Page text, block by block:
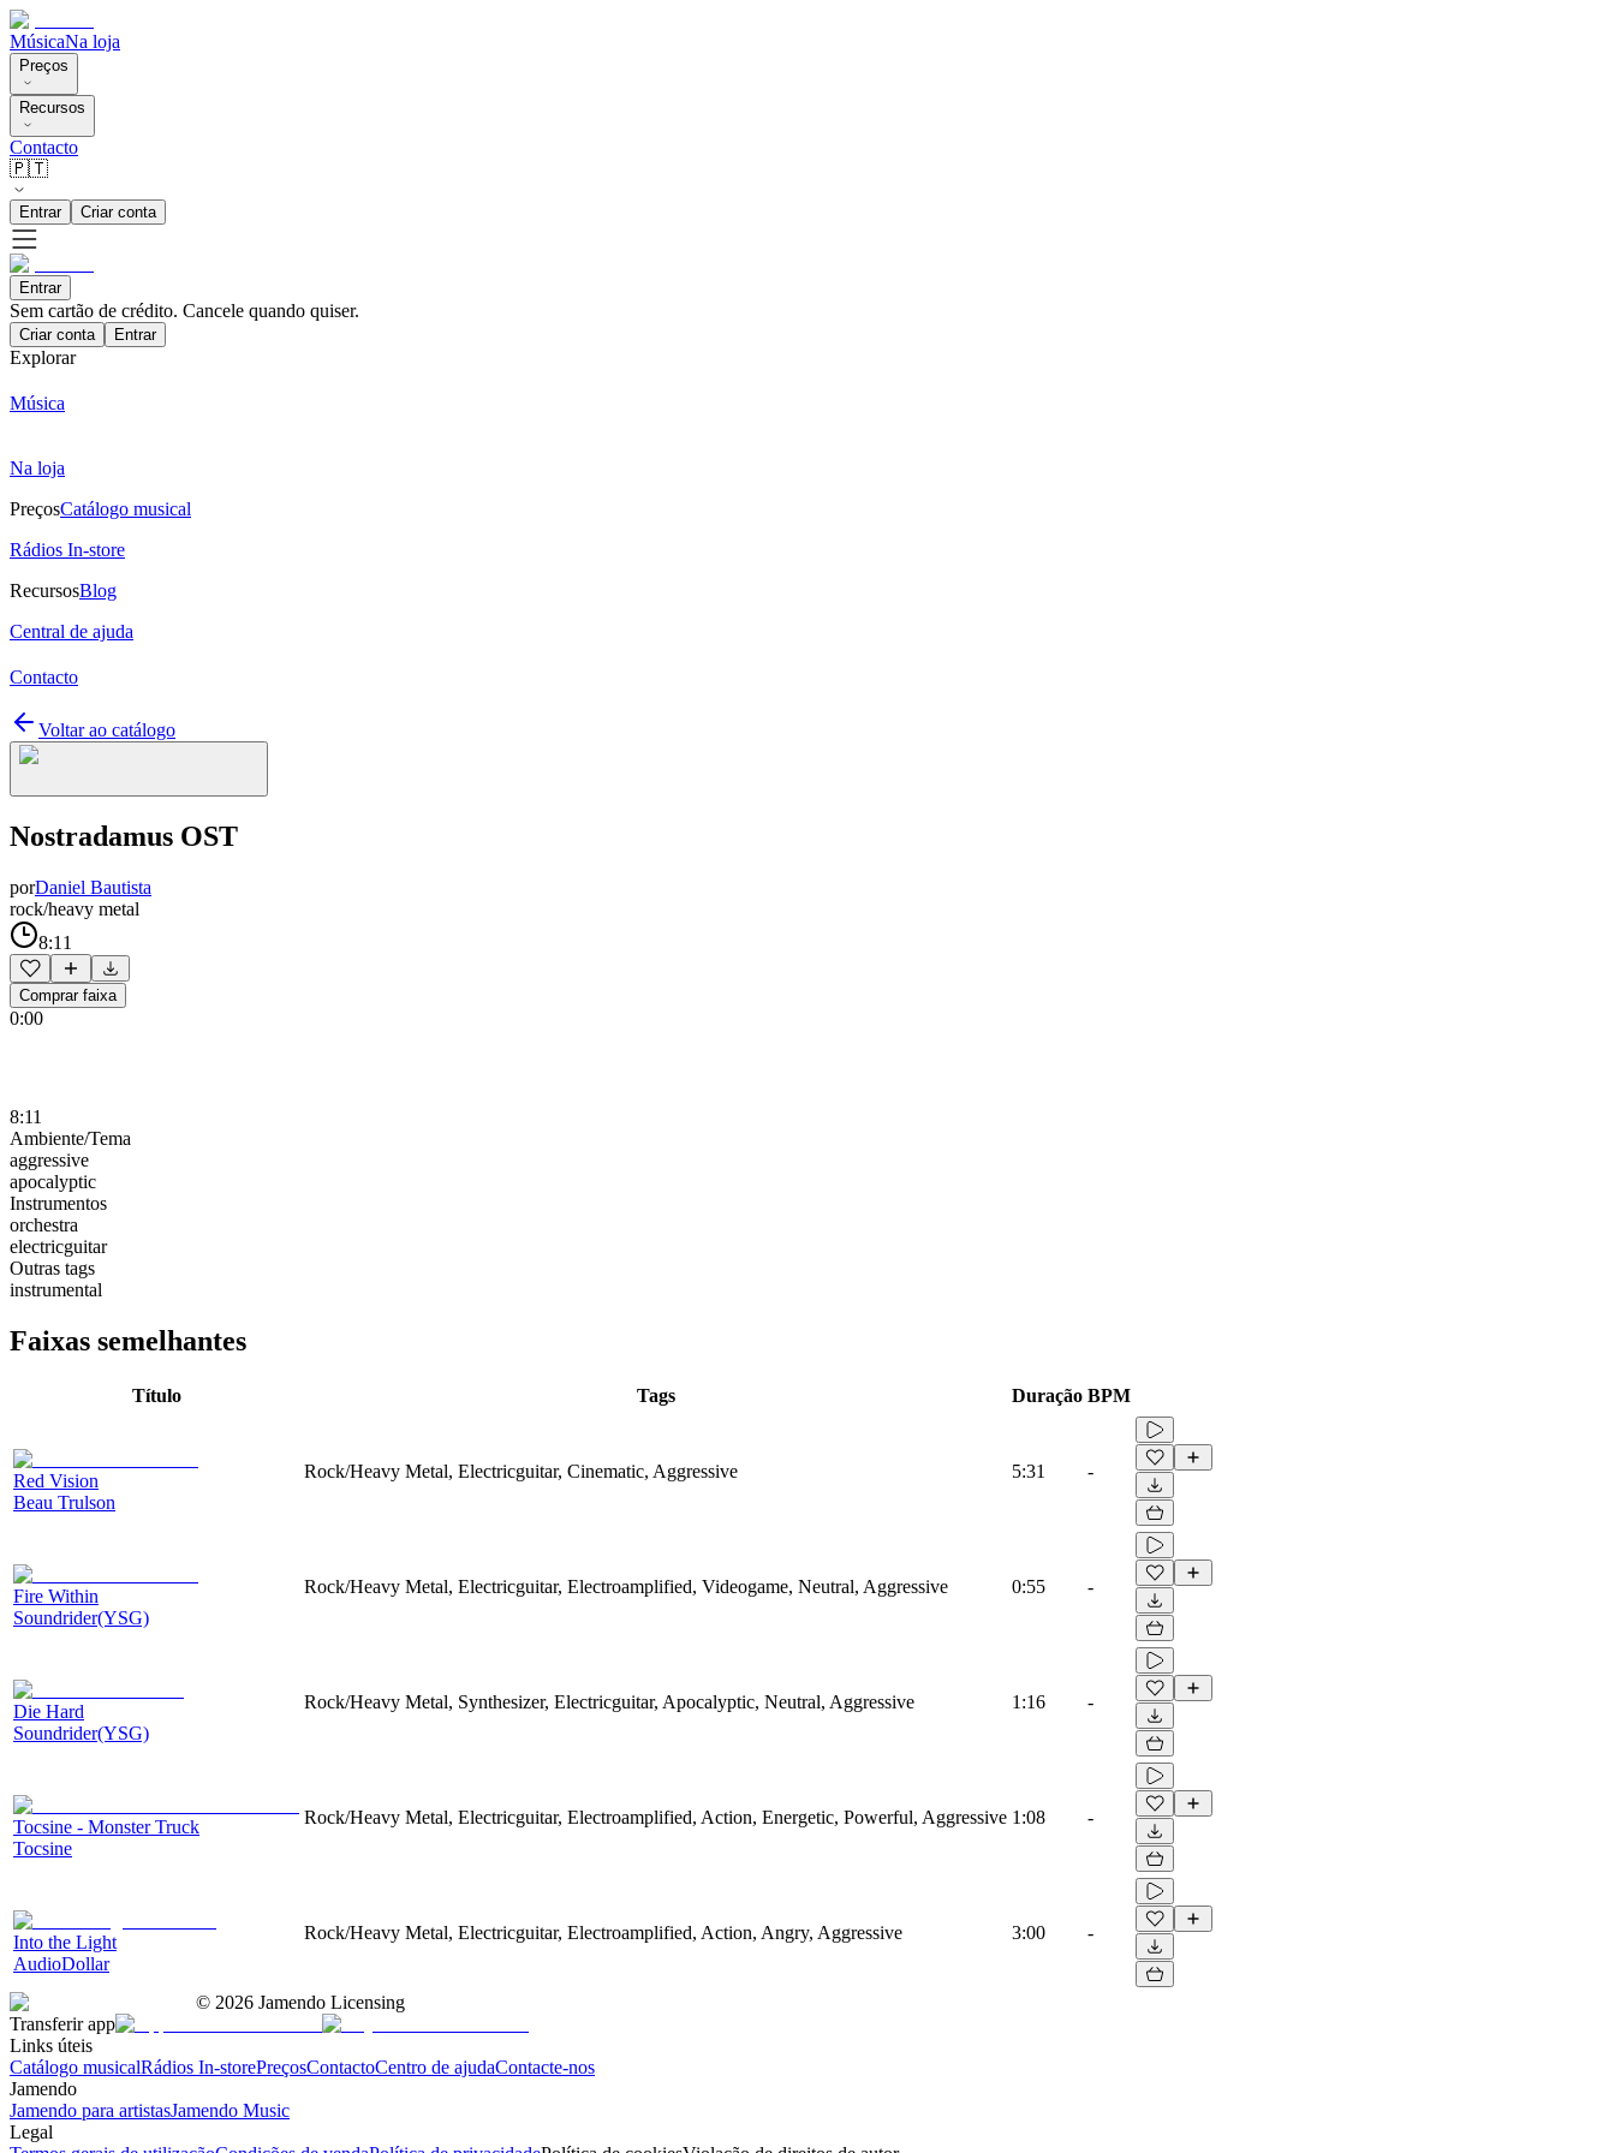
MúsicaNa loja
Preços
Recursos
Contacto
🇵🇹
Entrar Criar conta
Entrar
Sem cartão de crédito. Cancele quando quiser.
Criar conta Entrar
Explorar
Música
Na loja
PreçosCatálogo musical
Rádios In-store
RecursosBlog
Central de ajuda
Contacto
Voltar ao catálogo
Nostradamus OST
porDaniel Bautista
rock/heavy metal
8:11
Comprar faixa
0:00
8:11
Ambiente/Tema
aggressive
apocalyptic
Instrumentos
orchestra
electricguitar
Outras tags
instrumental
Faixas semelhantes
Título Tags Duração BPM
Red Vision
Beau Trulson
Rock/Heavy Metal, Electricguitar, Cinematic, Aggressive 5:31 -
Fire Within
Soundrider(YSG)
Rock/Heavy Metal, Electricguitar, Electroamplified, Videogame, Neutral, Aggressive 0:55 -
Die Hard
Soundrider(YSG)
Rock/Heavy Metal, Synthesizer, Electricguitar, Apocalyptic, Neutral, Aggressive 1:16 -
Tocsine - Monster Truck
Tocsine
Rock/Heavy Metal, Electricguitar, Electroamplified, Action, Energetic, Powerful, Aggressive 1:08 -
Into the Light
AudioDollar
Rock/Heavy Metal, Electricguitar, Electroamplified, Action, Angry, Aggressive 3:00 -
© 2026 Jamendo Licensing
Transferir app
Links úteis
Catálogo musicalRádios In-storePreçosContactoCentro de ajudaContacte-nos
Jamendo
Jamendo para artistasJamendo Music
Legal